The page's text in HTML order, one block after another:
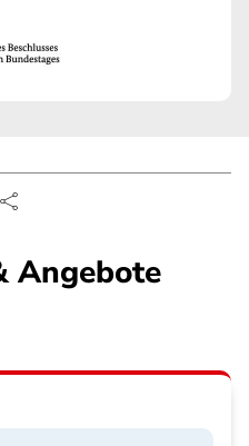
Angebote